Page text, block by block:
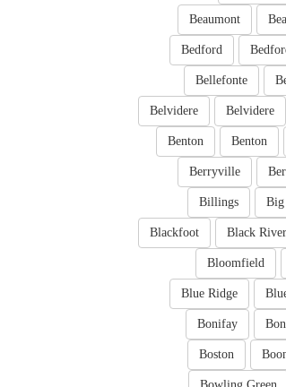
Beaumont
Bedford
Bellefonte
Belvidere
Belvidere
Benton
Benton
Berryville
Billings
Black
Blackfoot
Bloomfield
Blue Ridge
Bonifay
Boston